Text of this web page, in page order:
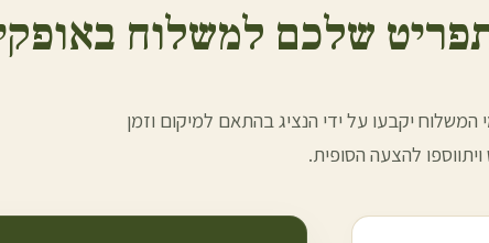
שלכם למשלוח ב
המשלוח יקבעו על ידי הנציג בהתאם למיקום וזמן
להצעה הסופית.